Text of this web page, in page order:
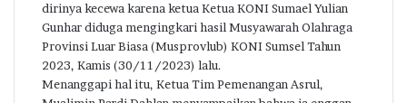
dirinya kecewa karena ketua Ketua KONI Sumael Yulian
Gunhar diduga mengingkari hasil Musyawarah Olahraga
Provinsi Luar Biasa (Musprovlub) KONI Sumsel Tahun
2023, Kamis (30/11/2023) lalu.
Menanggapi hal itu, Ketua Tim Pemenangan Asrul,